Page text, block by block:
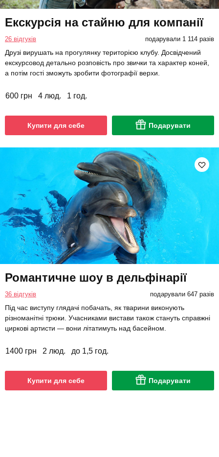
Екскурсія на стайню для компанії
26 відгуків подарували 1 114 разів
Друзі вирушать на прогулянку територією клубу. Досвідчений
екскурсовод детально розповість про звички та характер коней,
а потім гості зможуть зробити фотографії верхи.
600 грн 4 люд. 1 год.
Купити для себе Подарувати
Романтичне шоу в дельфінарії
36 відгуків подарували 647 разів
Під час виступу глядачі побачать, як тварини виконують
різноманітні трюки. Учасниками вистави також стануть справжні
циркові артисти — вони літатимуть над басейном.
1400 грн 2 люд. до 1,5 год.
Купити для себе Подарувати